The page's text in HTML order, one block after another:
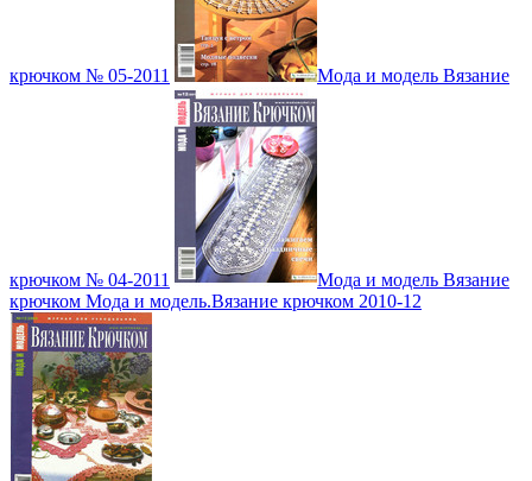
крючком № 05-2011 Мода и модель Вязание
крючком № 04-2011
Мода и модель Вязание
крючком Мода и модель.Вязание крючком 2010-12